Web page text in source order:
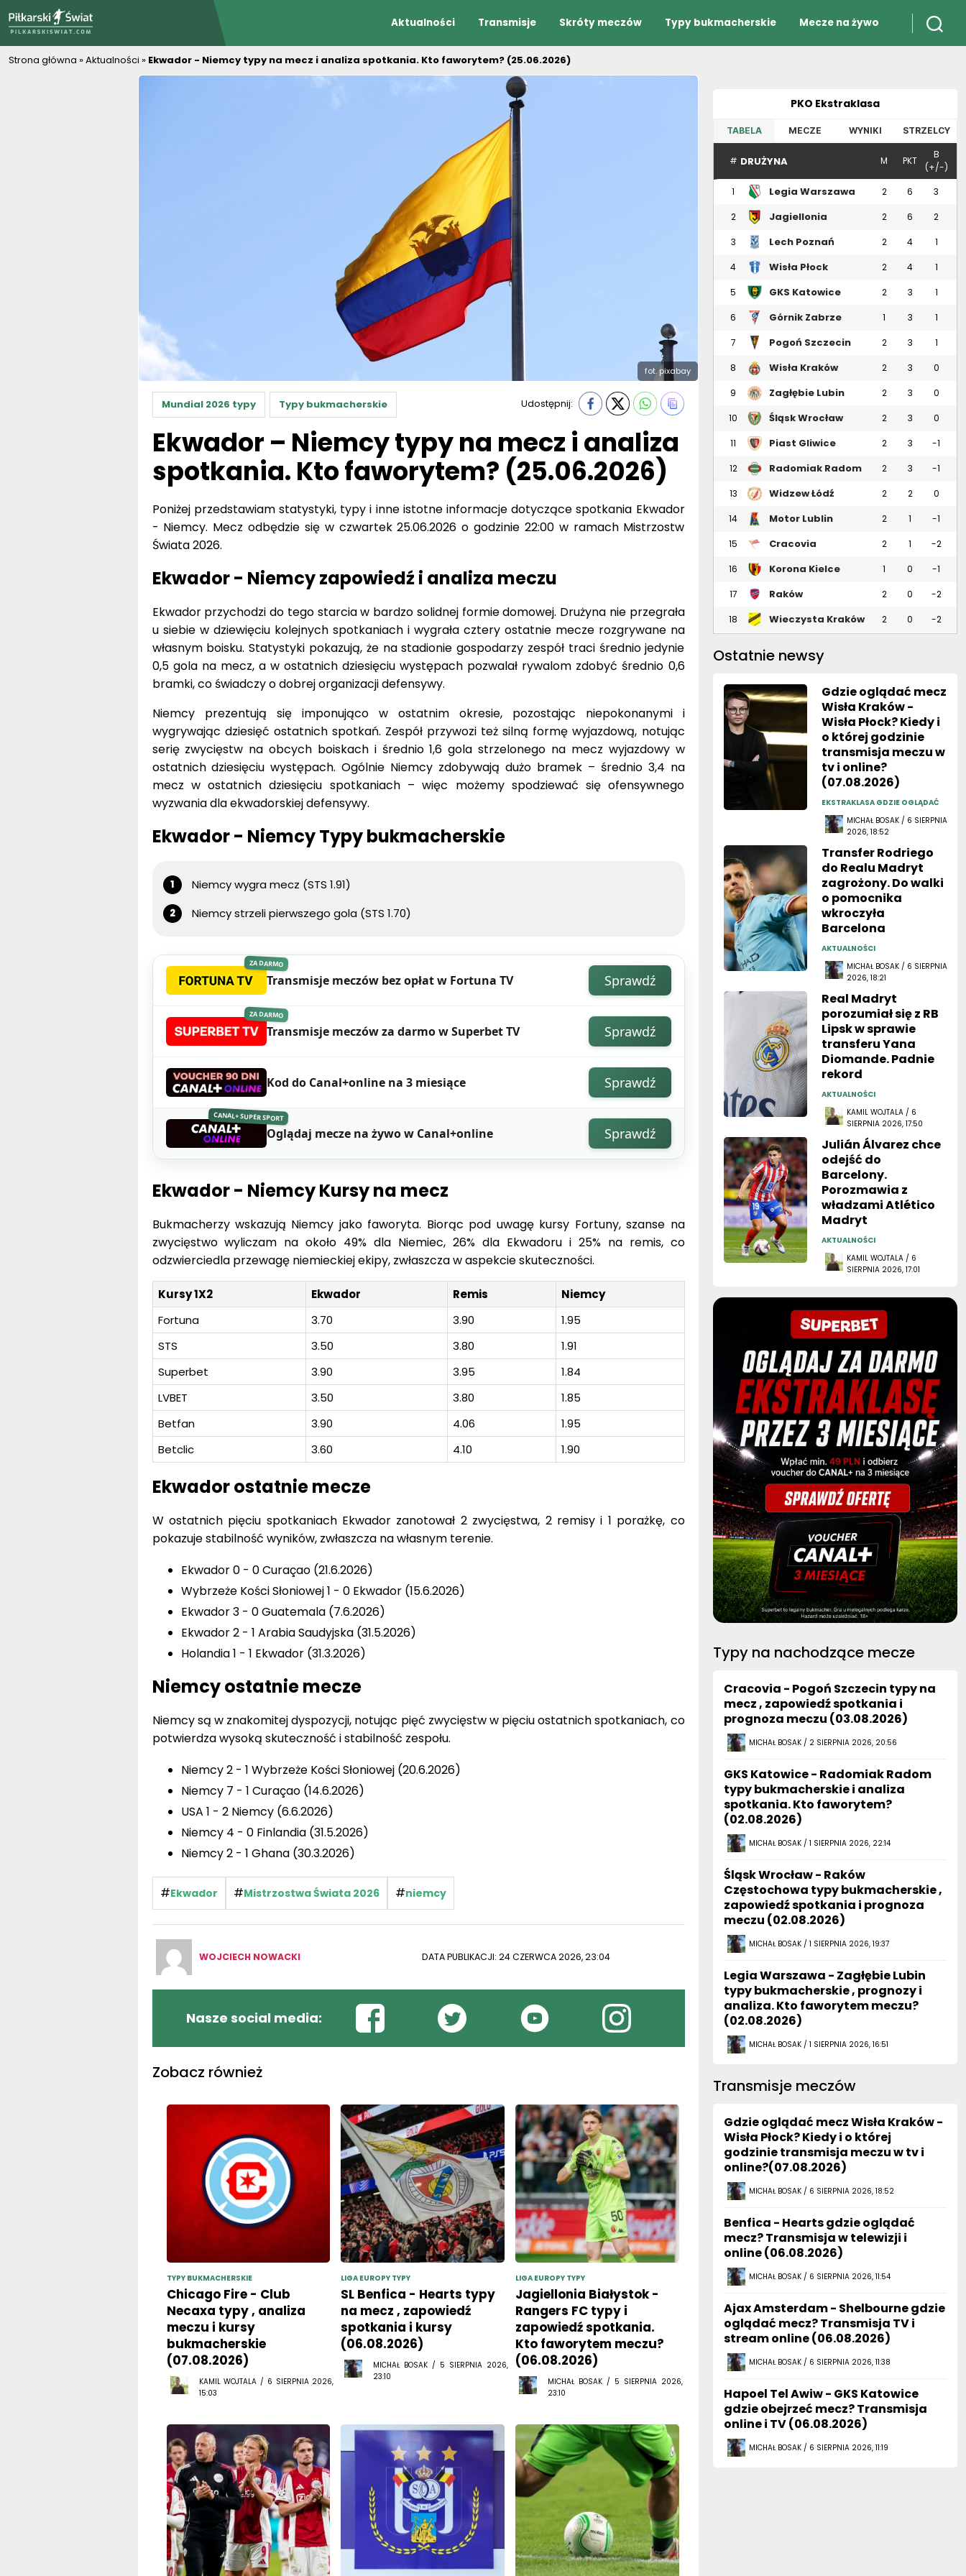
Aktualności Transmisje Skróty meczów Typy bukmacherskie Mecze na żywo
Strona główna »Aktualności » Ekwador - Niemcy typy na mecz i analiza spotkania. Kto faworytem? (25.06.2026)
fot. pixabay
Mundial 2026 typy Typy bukmacherskie Udostępnij:
Ekwador – Niemcy typy na mecz i analiza
spotkania. Kto faworytem? (25.06.2026)
Poniżej przedstawiam statystyki, typy i inne istotne informacje dotyczące spotkania Ekwador
- Niemcy. Mecz odbędzie się w czwartek 25.06.2026 o godzinie 22:00 w ramach Mistrzostw
Świata 2026.
Ekwador - Niemcy zapowiedź i analiza meczu
Ekwador przychodzi do tego starcia w bardzo solidnej formie domowej. Drużyna nie przegrała
u siebie w dziewięciu kolejnych spotkaniach i wygrała cztery ostatnie mecze rozgrywane na
własnym boisku. Statystyki pokazują, że na stadionie gospodarzy zespół traci średnio jedynie
0,5 gola na mecz, a w ostatnich dziesięciu występach pozwalał rywalom zdobyć średnio 0,6
bramki, co świadczy o dobrej organizacji defensywy.
Niemcy prezentują się imponująco w ostatnim okresie, pozostając niepokonanymi i
wygrywając dziesięć ostatnich spotkań. Zespół przywozi też silną formę wyjazdową, notując
serię zwycięstw na obcych boiskach i średnio 1,6 gola strzelonego na mecz wyjazdowy w
ostatnich dziesięciu występach. Ogólnie Niemcy zdobywają dużo bramek – średnio 3,4 na
mecz w ostatnich dziesięciu spotkaniach – więc możemy spodziewać się ofensywnego
wyzwania dla ekwadorskiej defensywy.
Ekwador - Niemcy Typy bukmacherskie
Niemcy wygra mecz (STS 1.91)
Niemcy strzeli pierwszego gola (STS 1.70)
ZA DARMO
Transmisje meczów bez opłat w Fortuna TV Sprawdź
ZA DARMO
Transmisje meczów za darmo w Superbet TV Sprawdź
Kod do Canal+online na 3 miesiące Sprawdź
CANAL+ SUPER SPORT
Oglądaj mecze na żywo w Canal+online Sprawdź
Ekwador - Niemcy Kursy na mecz
Bukmacherzy wskazują Niemcy jako faworyta. Biorąc pod uwagę kursy Fortuny, szanse na
zwycięstwo wyliczam na około 49% dla Niemiec, 26% dla Ekwadoru i 25% na remis, co
odzwierciedla przewagę niemieckiej ekipy, zwłaszcza w aspekcie skuteczności.
Kursy 1X2 Ekwador Remis
Niemcy
Fortuna
3.70 3.90
1.95
STS
3.50 3.80
1.91
Superbet
3.90 3.95
1.84
LVBET
3.50 3.80
1.85
Betfan
3.90 4.06
1.95
Betclic
3.60 4.10 1.90
Ekwador ostatnie mecze
W ostatnich pięciu spotkaniach Ekwador zanotował 2 zwycięstwa, 2 remisy i 1 porażkę, co
pokazuje stabilność wyników, zwłaszcza na własnym terenie.
Ekwador 0 - 0 Curaçao (21.6.2026)
Wybrzeże Kości Słoniowej 1 - 0 Ekwador (15.6.2026)
Ekwador 3 - 0 Guatemala (7.6.2026)
Ekwador 2 - 1 Arabia Saudyjska (31.5.2026)
Holandia 1 - 1 Ekwador (31.3.2026)
Niemcy ostatnie mecze
Niemcy są w znakomitej dyspozycji, notując pięć zwycięstw w pięciu ostatnich spotkaniach, co
potwierdza wysoką skuteczność i stabilność zespołu.
Niemcy 2 - 1 Wybrzeże Kości Słoniowej (20.6.2026)
Niemcy 7 - 1 Curaçao (14.6.2026)
USA 1 - 2 Niemcy (6.6.2026)
Niemcy 4 - 0 Finlandia (31.5.2026)
Niemcy 2 - 1 Ghana (30.3.2026)
#Ekwador #Mistrzostwa Świata 2026 #niemcy
WOJCIECH NOWACKI DATA PUBLIKACJI: 24 CZERWCA 2026, 23:04
Nasze social media:
Zobacz również
TYPY BUKMACHERSKIE
Chicago Fire - Club
Necaxa typy , analiza
meczu i kursy
bukmacherskie
(07.08.2026)
KAMIL WOJTALA / 6 SIERPNIA 2026,
15:03
LIGA EUROPY TYPY
SL Benfica - Hearts typy
na mecz , zapowiedź
spotkania i kursy
(06.08.2026)
MICHAŁ BOSAK / 5 SIERPNIA 2026,
23:10
LIGA EUROPY TYPY
Jagiellonia Białystok -
Rangers FC typy i
zapowiedź spotkania.
Kto faworytem meczu?
(06.08.2026)
MICHAŁ BOSAK / 5 SIERPNIA 2026,
23:10
PKO Ekstraklasa
TABELA MECZE WYNIKI STRZELCY
# DRUŻYNA M PKT
B
(+/-)
1
Legia Warszawa 2 6 3
2
Jagiellonia
2 6 2
3 Lech Poznań 2 4 1
4 Wisła Płock 2 4 1
5 GKS Katowice 2 3 1
6 Górnik Zabrze 1 3 1
7 Pogoń Szczecin 2 3 1
8 Wisła Kraków 2 3 0
9 Zagłębie Lubin 2 3 0
10 Śląsk Wrocław 2 3 0
11 Piast Gliwice 2 3 -1
12 Radomiak Radom 2 3 -1
13 Widzew Łódź 2 2 0
14 Motor Lublin 2 1 -1
15 Cracovia 2 1 -2
16 Korona Kielce 1 0 -1
17
Raków
2 0 -2
18 Wieczysta Kraków 2 0 -2
Ostatnie newsy
Gdzie oglądać mecz
Wisła Kraków -
Wisła Płock? Kiedy i
o której godzinie
transmisja meczu w
tv i online?
(07.08.2026)
EKSTRAKLASA GDZIE OGLĄDAĆ
MICHAŁ BOSAK / 6 SIERPNIA
2026, 18:52
Transfer Rodriego
do Realu Madryt
zagrożony. Do walki
o pomocnika
wkroczyła
Barcelona
AKTUALNOŚCI
MICHAŁ BOSAK / 6 SIERPNIA
2026, 18:21
Real Madryt
porozumiał się z RB
Lipsk w sprawie
transferu Yana
Diomande. Padnie
rekord
AKTUALNOŚCI
KAMIL WOJTALA / 6
SIERPNIA 2026, 17:50
Julián Álvarez chce
odejść do
Barcelony.
Porozmawia z
władzami Atlético
Madryt
AKTUALNOŚCI
KAMIL WOJTALA / 6
SIERPNIA 2026, 17:01
Typy na nachodzące mecze
Cracovia - Pogoń Szczecin typy na
mecz , zapowiedź spotkania i
prognoza meczu (03.08.2026)
MICHAŁ BOSAK / 2 SIERPNIA 2026, 20:56
GKS Katowice - Radomiak Radom
typy bukmacherskie i analiza
spotkania. Kto faworytem?
(02.08.2026)
MICHAŁ BOSAK / 1 SIERPNIA 2026, 22:14
Śląsk Wrocław - Raków
Częstochowa typy bukmacherskie ,
zapowiedź spotkania i prognoza
meczu (02.08.2026)
MICHAŁ BOSAK / 1 SIERPNIA 2026, 19:37
Legia Warszawa - Zagłębie Lubin
typy bukmacherskie , prognozy i
analiza. Kto faworytem meczu?
(02.08.2026)
MICHAŁ BOSAK / 1 SIERPNIA 2026, 16:51
Transmisje meczów
Gdzie oglądać mecz Wisła Kraków -
Wisła Płock? Kiedy i o której
godzinie transmisja meczu w tv i
online?(07.08.2026)
MICHAŁ BOSAK / 6 SIERPNIA 2026, 18:52
Benfica - Hearts gdzie oglądać
mecz? Transmisja w telewizji i
online (06.08.2026)
MICHAŁ BOSAK / 6 SIERPNIA 2026, 11:54
Ajax Amsterdam - Shelbourne gdzie
oglądać mecz? Transmisja TV i
stream online (06.08.2026)
MICHAŁ BOSAK / 6 SIERPNIA 2026, 11:38
Hapoel Tel Awiw - GKS Katowice
gdzie obejrzeć mecz? Transmisja
online i TV (06.08.2026)
MICHAŁ BOSAK / 6 SIERPNIA 2026, 11:19